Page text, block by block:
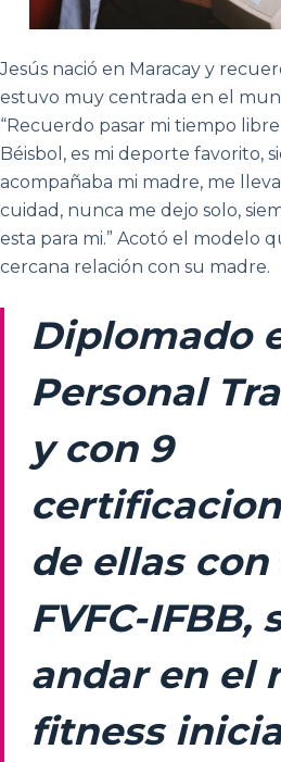
Jesús nació en Maracay y
estuvo muy centrada en el
“Recuerdo pasar mi tiempo
Béisbol, es mi deporte favorito,
acompañaba mi madre, me
cuidad, nunca me dejo solo,
esta para mi.” Acotó el modelo
cercana relación con su madre.
Diplomado
Personal
y con 9
de ellas con
FVFC-IFBB,
andar en el
fitness